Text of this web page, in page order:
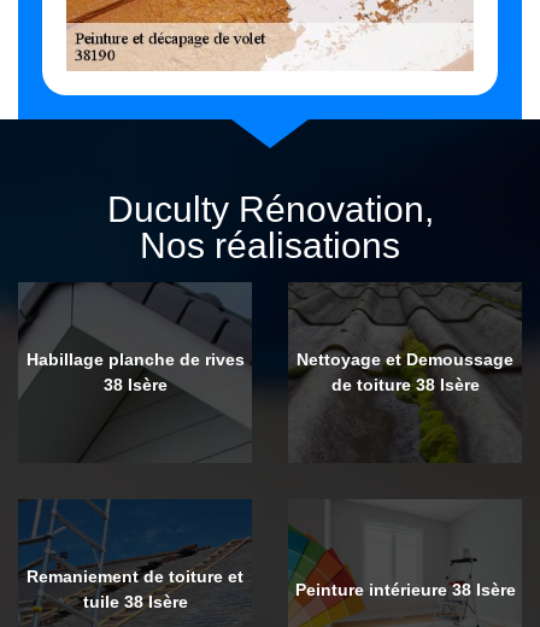
Duculty Rénovation,
Nos réalisations
Habillage planche de rives
38 Isère
Nettoyage et Demoussage
de toiture 38 Isère
Remaniement de toiture et
tuile 38 Isère
Peinture intérieure 38 Isère